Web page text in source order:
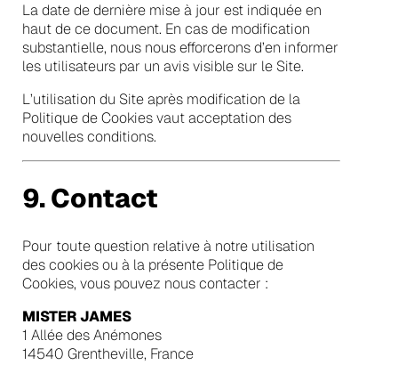
La date de dernière mise à jour est indiquée en
haut de ce document. En cas de modification
substantielle, nous nous efforcerons d’en informer
les utilisateurs par un avis visible sur le Site.
L’utilisation du Site après modification de la
Politique de Cookies vaut acceptation des
nouvelles conditions.
9. Contact
Pour toute question relative à notre utilisation
des cookies ou à la présente Politique de
Cookies, vous pouvez nous contacter :
MISTER JAMES
1 Allée des Anémones
14540 Grentheville, France